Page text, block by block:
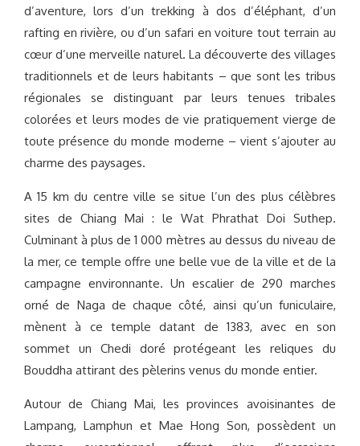
d’aventure, lors d’un trekking à dos d’éléphant, d’un
rafting en rivière, ou d’un safari en voiture tout terrain au
cœur d’une merveille naturel. La découverte des villages
traditionnels et de leurs habitants – que sont les tribus
régionales se distinguant par leurs tenues tribales
colorées et leurs modes de vie pratiquement vierge de
toute présence du monde moderne – vient s’ajouter au
charme des paysages.
A 15 km du centre ville se situe l’un des plus célèbres
sites de Chiang Mai : le Wat Phrathat Doi Suthep.
Culminant à plus de 1 000 mètres au dessus du niveau de
la mer, ce temple offre une belle vue de la ville et de la
campagne environnante. Un escalier de 290 marches
orné de Naga de chaque côté, ainsi qu’un funiculaire,
mènent à ce temple datant de 1383, avec en son
sommet un Chedi doré protégeant les reliques du
Bouddha attirant des pèlerins venus du monde entier.
Autour de Chiang Mai, les provinces avoisinantes de
Lampang, Lamphun et Mae Hong Son, possèdent un